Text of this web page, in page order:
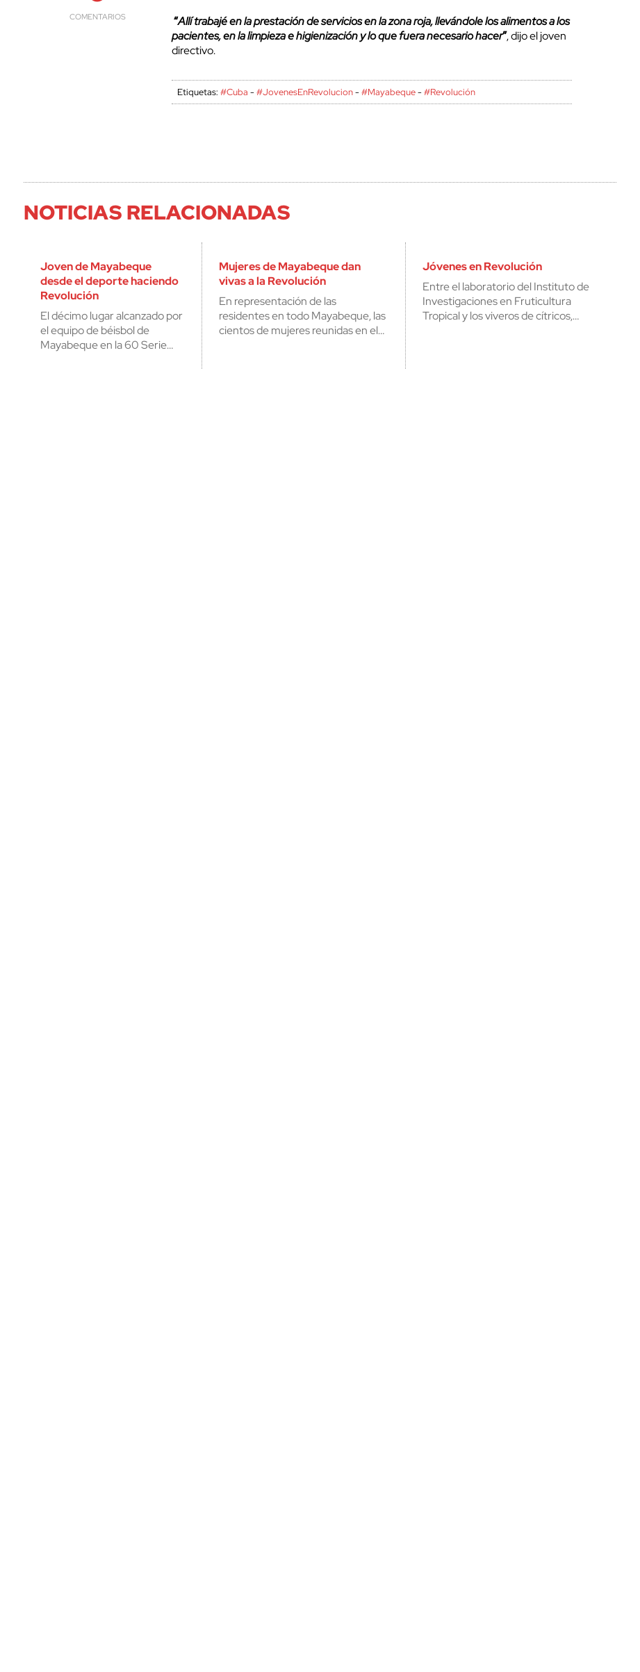
COMENTARIOS
“Allí trabajé en la prestación de servicios en la zona roja, llevándole los alimentos a los
pacientes, en la limpieza e higienización y lo que fuera necesario hacer”, dijo el joven
directivo.
Etiquetas:#Cuba -#JovenesEnRevolucion-#Mayabeque-#Revolución
NOTICIAS RELACIONADAS
Joven de Mayabeque
desde el deporte haciendo
Revolución
El décimo lugar alcanzado por
el equipo de béisbol de
Mayabeque en la 60 Serie…
Mujeres de Mayabeque dan
vivas a la Revolución
En representación de las
residentes en todo Mayabeque, las
cientos de mujeres reunidas en el…
Jóvenes en Revolución
Entre el laboratorio del Instituto de
Investigaciones en Fruticultura
Tropical y los viveros de cítricos,…